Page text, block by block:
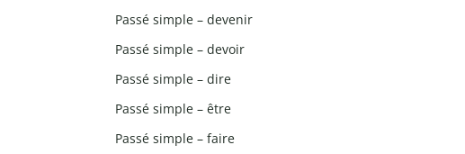
Passé simple – devenir
Passé simple – devoir
Passé simple – dire
Passé simple – être
Passé simple – faire